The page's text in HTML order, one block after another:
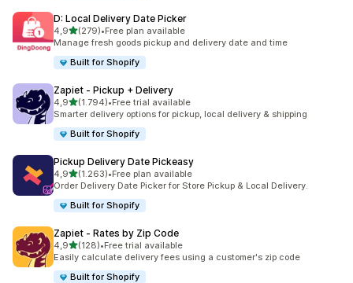
D: Local Delivery Date Picker
4,95 yıldız üzerinden
(279)
toplam 279 değerlendirme
•Free plan available
Manage fresh goods pickup and delivery date and time
Built for Shopify
Zapiet ‑ Pickup + Delivery
4,95 yıldız üzerinden
(1.794)
toplam 1794 değerlendirme
•Free trial available
Smarter delivery options for pickup, local delivery & shipping
Built for Shopify
Pickup Delivery Date Pickeasy
4,95 yıldız üzerinden
(1.263)
toplam 1263 değerlendirme
•Free plan available
Order Delivery Date Picker for Store Pickup & Local Delivery.
Built for Shopify
Zapiet ‑ Rates by Zip Code
4,95 yıldız üzerinden
(128)
toplam 128 değerlendirme
•Free trial available
Easily calculate delivery fees using a customer's zip code
Built for Shopify